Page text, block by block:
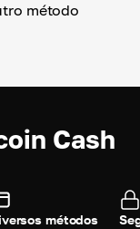
método
Cash
métodos